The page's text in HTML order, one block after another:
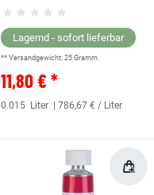
Lagernd - sofort lieferbar
** Versandgewicht: 25 Gramm.
11,80 € *
0.015 Liter | 786,67 € / Liter